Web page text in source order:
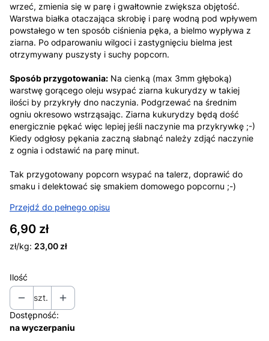
wrzeć, zmienia się w parę i gwałtownie zwiększa objętość.
Warstwa białka otaczająca skrobię i parę wodną pod wpływem
powstałego w ten sposób ciśnienia pęka, a bielmo wypływa z
ziarna. Po odparowaniu wilgoci i zastygnięciu bielma jest
otrzymywany puszysty i suchy popcorn.
Sposób przygotowania: Na cienką (max 3mm głęboką)
warstwę gorącego oleju wsypać ziarna kukurydzy w takiej
ilości by przykryły dno naczynia. Podgrzewać na średnim
ogniu okresowo wstrząsając. Ziarna kukurydzy będą dość
energicznie pękać więc lepiej jeśli naczynie ma przykrywkę ;-)
Kiedy odgłosy pękania zaczną słabnąć należy zdjąć naczynie
z ognia i odstawić na parę minut.
Tak przygotowany popcorn wsypać na talerz, doprawić do
smaku i delektować się smakiem domowego popcornu ;-)
Przejdź do pełnego opisu
Cena
6,90 zł
zł/kg: 23,00 zł
Ilość
szt.
Dostępność:
na wyczerpaniu